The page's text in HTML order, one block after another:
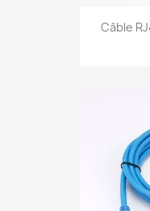
Câble